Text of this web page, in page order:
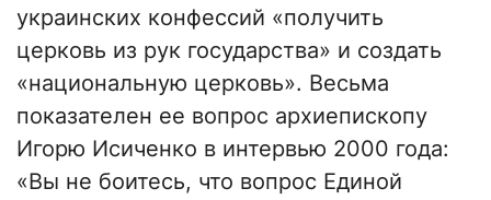
украинских конфессий «получить
церковь из рук государства» и создать
«национальную церковь». Весьма
показателен ее вопрос архиепископу
Игорю Исиченко в интервью 2000 года:
«Вы не боитесь, что вопрос Единой